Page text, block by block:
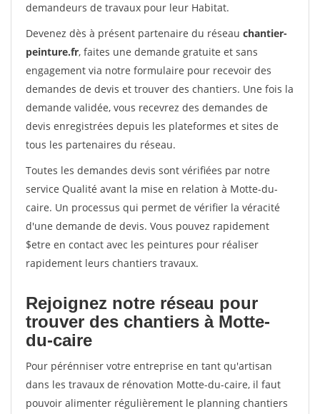
demandeurs de travaux pour leur Habitat.
Devenez dès à présent partenaire du réseau chantier-
peinture.fr, faites une demande gratuite et sans
engagement via notre formulaire pour recevoir des
demandes de devis et trouver des chantiers. Une fois la
demande validée, vous recevrez des demandes de
devis enregistrées depuis les plateformes et sites de
tous les partenaires du réseau.
Toutes les demandes devis sont vérifiées par notre
service Qualité avant la mise en relation à Motte-du-
caire. Un processus qui permet de vérifier la véracité
d'une demande de devis. Vous pouvez rapidement
$etre en contact avec les peintures pour réaliser
rapidement leurs chantiers travaux.
Rejoignez notre réseau pour
trouver des chantiers à Motte-
du-caire
Pour pérénniser votre entreprise en tant qu'artisan
dans les travaux de rénovation Motte-du-caire, il faut
pouvoir alimenter régulièrement le planning chantiers